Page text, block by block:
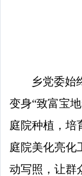
乡党委始
变身“致富宝
庭院种植，培
庭院美化亮化
动写照，让群